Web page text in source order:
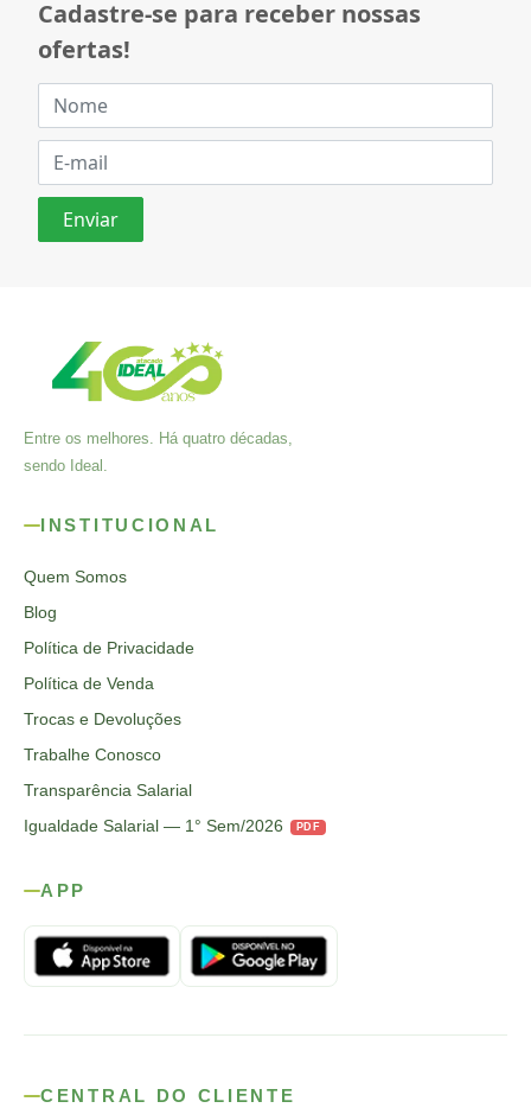
Cadastre-se para receber nossas
ofertas!
Entre os melhores. Há quatro décadas,
sendo Ideal.
INSTITUCIONAL
Quem Somos
Blog
Política de Privacidade
Política de Venda
Trocas e Devoluções
Trabalhe Conosco
Transparência Salarial
Igualdade Salarial — 1° Sem/2026
PDF
APP
CENTRAL DO CLIENTE